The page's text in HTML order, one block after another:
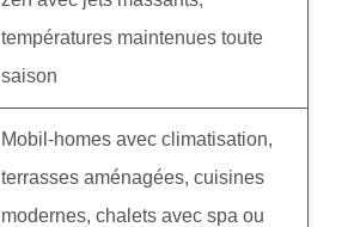
températures maintenues toute
saison
Mobil-homes avec climatisation,
terrasses aménagées, cuisines
modernes, chalets avec spa ou